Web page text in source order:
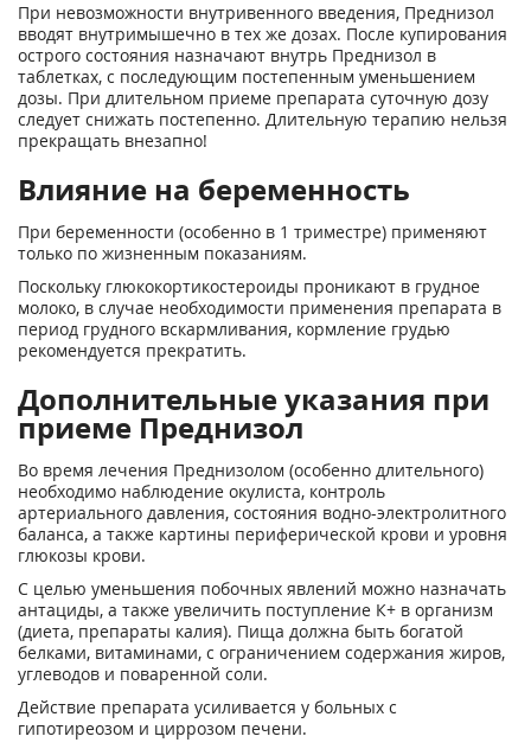
При невозможности внутривенного введения, Преднизол
вводят внутримышечно в тех же дозах. После купирования
острого состояния назначают внутрь Преднизол в
таблетках, с последующим постепенным уменьшением
дозы. При длительном приеме препарата суточную дозу
следует снижать постепенно. Длительную терапию нельзя
прекращать внезапно!
Влияние на беременность
При беременности (особенно в 1 триместре) применяют
только по жизненным показаниям.
Поскольку глюкокортикостероиды проникают в грудное
молоко, в случае необходимости применения препарата в
период грудного вскармливания, кормление грудью
рекомендуется прекратить.
Дополнительные указания при
приеме Преднизол
Во время лечения Преднизолом (особенно длительного)
необходимо наблюдение окулиста, контроль
артериального давления, состояния водно-электролитного
баланса, а также картины периферической крови и уровня
глюкозы крови.
С целью уменьшения побочных явлений можно назначать
антациды, а также увеличить поступление К+ в организм
(диета, препараты калия). Пища должна быть богатой
белками, витаминами, с ограничением содержания жиров,
углеводов и поваренной соли.
Действие препарата усиливается у больных с
гипотиреозом и циррозом печени.